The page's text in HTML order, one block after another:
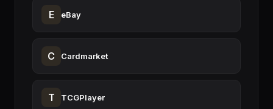
E eBay
C Cardmarket
T TCGPlayer